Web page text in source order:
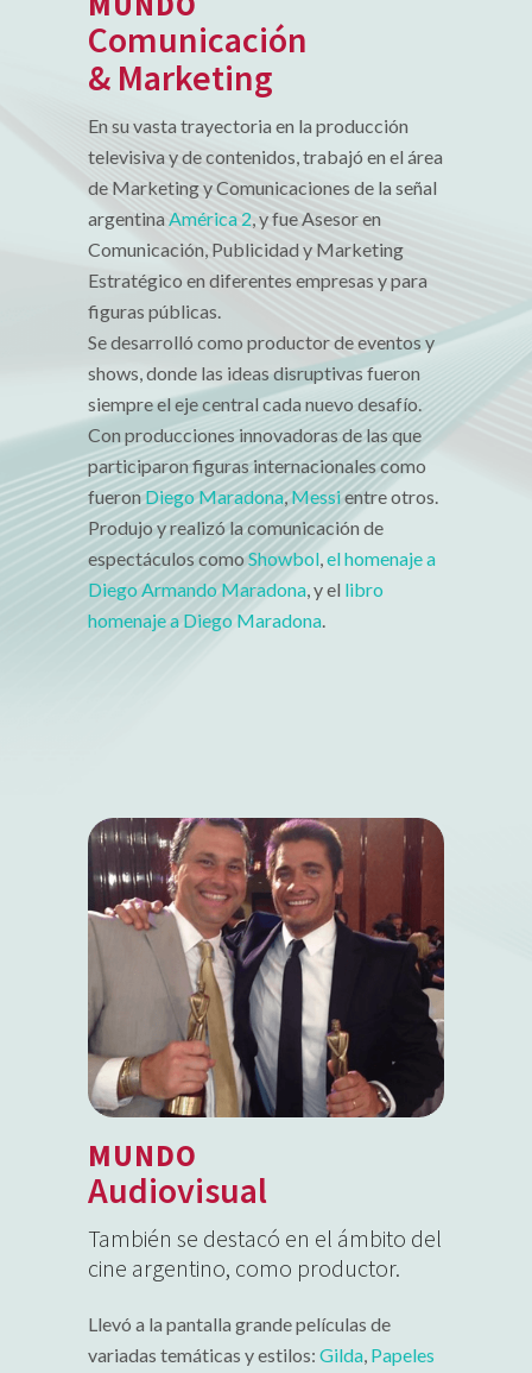
Comunicación
& Marketing
En su vasta trayectoria en la producción
televisiva y de contenidos, trabajó en el área
de Marketing y Comunicaciones de la señal
argentinaAmérica 2, y fue Asesor en
Comunicación, Publicidad y Marketing
Estratégico en diferentes empresas y para
figuras públicas.
Se desarrolló como productor de eventos y
shows, donde las ideas disruptivas fueron
siempre el eje central cada nuevo desafío.
Con producciones innovadoras de las que
participaron figuras internacionales como
fueronDiego Maradona,Messientre otros.
Produjo y realizó la comunicación de
espectáculos comoShowbol,el homenaje a
Diego Armando Maradona, y el libro
homenaje a Diego Maradona.
MUNDO
Audiovisual
También se destacó en el ámbito del
cine argentino, como productor.
Llevó a la pantalla grande películas de
variadas temáticas y estilos: Gilda, Papeles